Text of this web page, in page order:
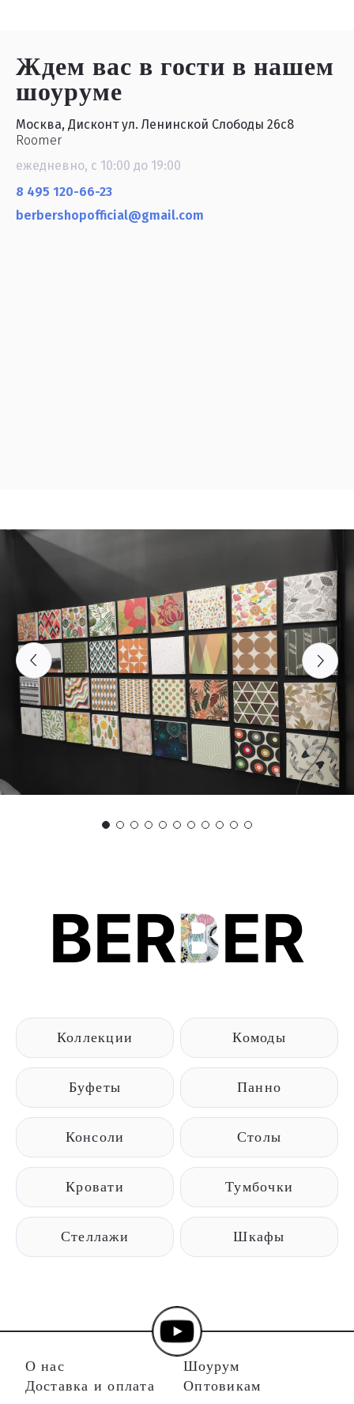
Ждем вас в гостив нашем
шоуруме
Москва, Дисконт ул. Ленинской Слободы 26с8
Roomer
ежедневно, с 10:00 до 19:00
8 495 120-66-23
berbershopofficial@gmail.com
BERBER
Коллекции Комоды
Буфеты Панно
Консоли Столы
Кровати Тумбочки
Стеллажи Шкафы
О нас
Доставка и оплата
Шоурум
Оптовикам